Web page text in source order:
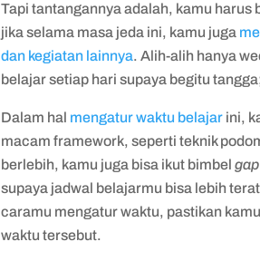
Tapi tantangannya adalah, kamu harus
jika selama masa jeda ini, kamu juga
dan kegiatan lainnya. Alih-alih hanya
belajar setiap hari supaya begitu
Dalam hal mengatur waktu belajar ini,
macam framework, seperti teknik
berlebih, kamu juga bisa ikut bimbel
supaya jadwal belajarmu bisa lebih
caramu mengatur waktu, pastikan
waktu tersebut.